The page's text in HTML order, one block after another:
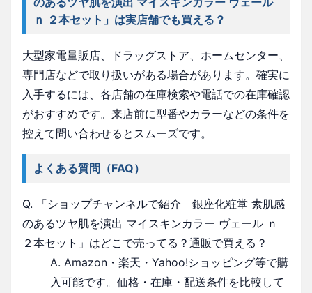
ｎ ２本セット」は実店舗でも買える？
大型家電量販店、ドラッグストア、ホームセンター、
専門店などで取り扱いがある場合があります。確実に
入手するには、各店舗の在庫検索や電話での在庫確認
がおすすめです。来店前に型番やカラーなどの条件を
控えて問い合わせるとスムーズです。
よくある質問（FAQ）
Q. 「ショップチャンネルで紹介 銀座化粧堂 素肌感
のあるツヤ肌を演出 マイスキンカラー ヴェール ｎ
２本セット」はどこで売ってる？通販で買える？
A. Amazon・楽天・Yahoo!ショッピング等で購
入可能です。価格・在庫・配送条件を比較して